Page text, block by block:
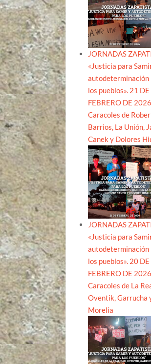
JORNADAS
«Justicia para
autodeterminación
los pueblos». 21 DE
FEBRERO DE
Caracoles de
Barrios, La Unión,
Canek y Dolores
JORNADAS
«Justicia para
autodeterminación
los pueblos». 20 DE
FEBRERO DE
Caracoles de La
Oventik, Garrucha
Morelia